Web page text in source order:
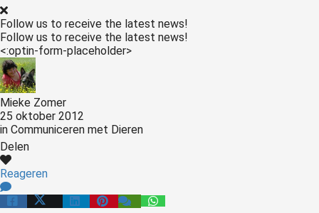
Follow us to receive the latest news!
Follow us to receive the latest news!
<:optin-form-placeholder>
Mieke Zomer
25 oktober 2012
in Communiceren met Dieren
Delen
Reageren